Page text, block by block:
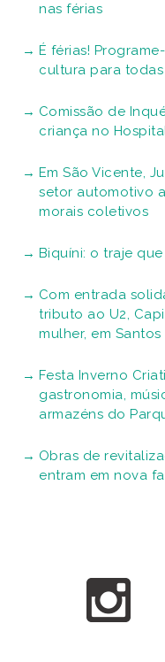
nas férias
É férias!
cultura para
Comissão de
criança no
Em São Vicente,
setor automotivo
morais coletivos
Biquíni: o traje
Com entrada
tributo ao U2,
mulher, em Santos
Festa Inverno
gastronomia,
armazéns do
Obras de
entram em nova